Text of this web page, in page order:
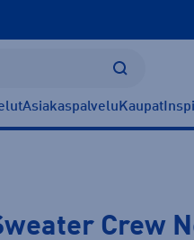
Asiakaspalvelu Kaupat
Crew